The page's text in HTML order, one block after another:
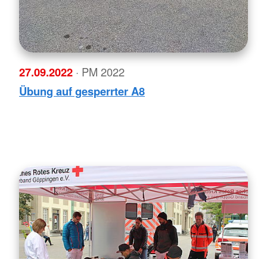
27.09.2022 · PM 2022
Übung auf gesperrter A8